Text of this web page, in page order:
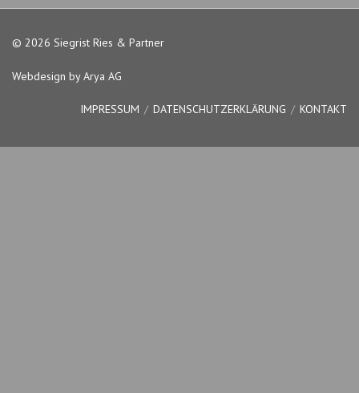
© 2026 Siegrist Ries & Partner
Webdesign by Arya AG
IMPRESSUM DATENSCHUTZERKLÄRUNG KONTAKT